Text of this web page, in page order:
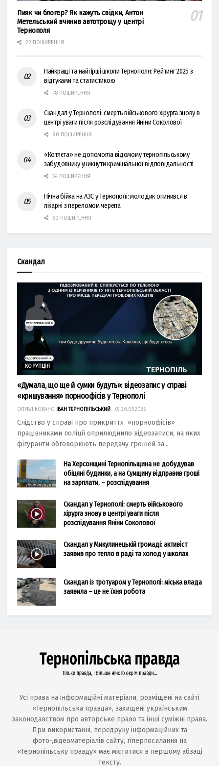
Пияк чи блогер? Як кажуть свідки, Антон
Метельський вчинив автотрощу у центрі
Тернополя
22 ПОШИРЕННЯ
Найкращі та найгірші школи Тернополя: Рейтинг 2025 з
відгуками та статистикою
78 ПОШИРЕННЯ
Скандал у Тернополі: смерть військового хірурга знову в
центрі уваги після розслідування Яніни Соколової
90 ПОШИРЕННЯ
«Котлєта» не допомогла відомому тернопільському
забудовнику уникнути кримінальної відповідальності
54 ПОШИРЕННЯ
Нічна бійка на АЗС у Тернополі: молодик опинився в
лікарні з переломом черепа
60 ПОШИРЕННЯ
Скандал
КОРУПЦІЯ
«Думала, що ще й сумки будуть»: відеозапис у справі
«кришування» порноофісів у Тернополі
ОПУБЛІКОВАНО ІВАН ТЕРНОПІЛЬСЬКИЙ 20.05.2026
Слідство у справі про прикриття «порноофісів»
працівниками поліції оприлюднило відеозаписи, на яких
фігуранти обговорюють передачу грошей за...
На Херсонщині Тернопільщина не добудував
обіцяні будинки, а на Сумщину відправив гроші
на зарплати, – розслідування
Скандал у Тернополі: смерть військового
хірурга знову в центрі уваги після
розслідування Яніни Соколової
Скандал у Микулинецькій громаді: активіст
заявив про тепло в раді та холод у школах
Скандал із тротуаром у Тернополі: міська влада
заявила – це не їхня робота
Усі права на інформаційні матеріали, розміщені на сайті
«Тернопільська правда», захищені українським
законодавством про авторське право та інші суміжні права.
При використанні, передруку інформаційних та
фото-,відеоматеріалів сайту, гіперпосилання на
«Тернопільську правду» має міститися в першому абзаці
тексту.